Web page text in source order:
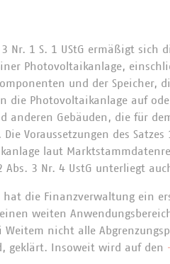
3 Nr. 1 S. 1 UStG ermäßigt
Photovoltaikanlage,
und der Speicher,
die Photovoltaikanlage auf
anderen Gebäuden, die für
Voraussetzungen des
laut
Abs. 3 Nr. 4 UstG unterliegt
die Finanzverwaltung ein
weiten
Weitem nicht alle
geklärt. Insoweit wird auf den